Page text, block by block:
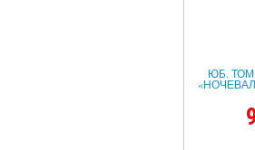
ЮБ. ТОМ